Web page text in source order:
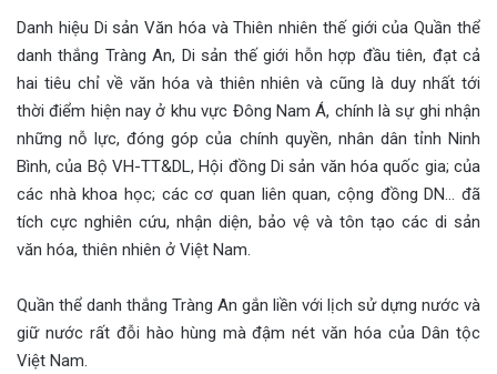
Danh hiệu Di sản Văn hóa và Thiên nhiên thế giới của Quần thể
danh thắng Tràng An, Di sản thế giới hỗn hợp đầu tiên, đạt cả
hai tiêu chỉ về văn hóa và thiên nhiên và cũng là duy nhất tới
thời điểm hiện nay ở khu vực Đông Nam Á, chính là sự ghi nhận
những nỗ lực, đóng góp của chính quyền, nhân dân tỉnh Ninh
Bình, của Bộ VH-TT&DL, Hội đồng Di sản văn hóa quốc gia; của
các nhà khoa học; các cơ quan liên quan, cộng đồng DN… đã
tích cực nghiên cứu, nhận diện, bảo vệ và tôn tạo các di sản
văn hóa, thiên nhiên ở Việt Nam.
Quần thể danh thắng Tràng An gắn liền với lịch sử dựng nước và
giữ nước rất đỗi hào hùng mà đậm nét văn hóa của Dân tộc
Việt Nam.